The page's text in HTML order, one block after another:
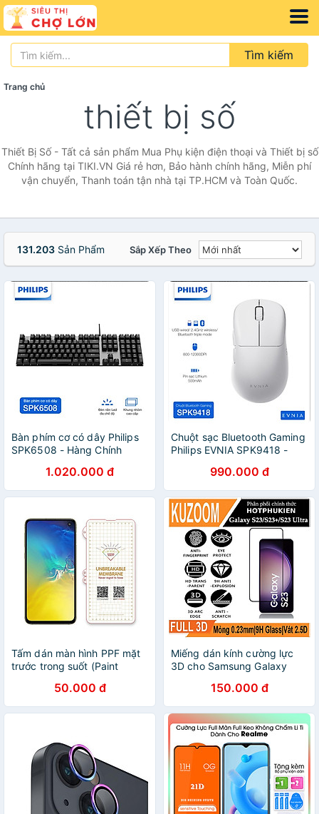
Tìm kiếm
Trang chủ
thiết bị số
Thiết Bị Số - Tất cả sản phẩm Mua Phụ kiện điện thoại và Thiết bị số
Chính hãng tại TIKI.VN Giá rẻ hơn, Bảo hành chính hãng, Miễn phí
vận chuyển, Thanh toán tận nhà tại TP.HCM và Toàn Quốc.
131.203 Sản Phẩm Sắp Xếp Theo
Bàn phím cơ có dây Philips
SPK6508 - Hàng Chính
1.020.000 đ
Chuột sạc Bluetooth Gaming
Philips EVNIA SPK9418 -
990.000 đ
Tấm dán màn hình PPF mặt
trước trong suốt (Paint
Samsung Galaxy S10E , S10
, S10 Plus , S10 5G - Hàng
nhập khẩu
50.000 đ
Miếng dán kính cường lực
3D cho Samsung Galaxy
Galaxy S23 Plus / Galaxy
S23+ hiệu Kuzoom
Protective Glass - mỏng
0.3mm, vát cạnh 2.5D, độ
cứng 9H, viền cứng mỏng -
Hàng nhập khẩu
150.000 đ